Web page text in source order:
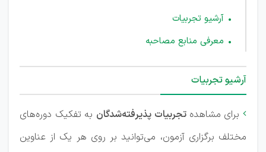
آرشیو تجربیات
معرفی منابع مصاحبه
آرشیو تجربیات
برای مشاهده تجربیات پذیرفته‌شدگان به تفکیک دوره‌های
مختلف برگزاری آزمون، می‌توانید بر روی هر یک از عناوین